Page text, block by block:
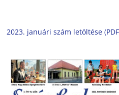
2023. januári szám letöltése